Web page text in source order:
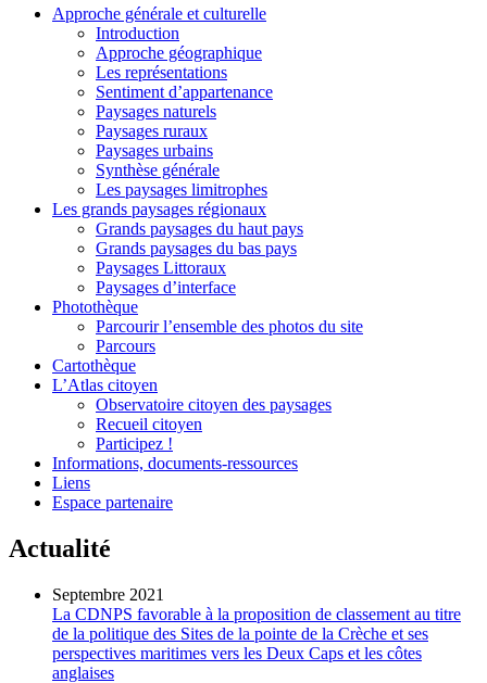
Approche générale et culturelle
Introduction
Approche géographique
Les représentations
Sentiment d’appartenance
Paysages naturels
Paysages ruraux
Paysages urbains
Synthèse générale
Les paysages limitrophes
Les grands paysages régionaux
Grands paysages du haut pays
Grands paysages du bas pays
Paysages Littoraux
Paysages d’interface
Photothèque
Parcourir l’ensemble des photos du site
Parcours
Cartothèque
L’Atlas citoyen
Observatoire citoyen des paysages
Recueil citoyen
Participez !
Informations, documents-ressources
Liens
Espace partenaire
Actualité
Septembre 2021
La CDNPS favorable à la proposition de classement au titre
de la politique des Sites de la pointe de la Crèche et ses
perspectives maritimes vers les Deux Caps et les côtes
anglaises